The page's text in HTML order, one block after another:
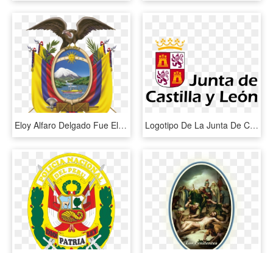
Eloy Alfaro Delgado Fue El Presidente De Ecuador Que - Escudo Del Ecuador Actual, HD Png Download Logotipo De La Junta De Castilla Y León - Logo Junta De Castilla Y Leon, HD Png Download